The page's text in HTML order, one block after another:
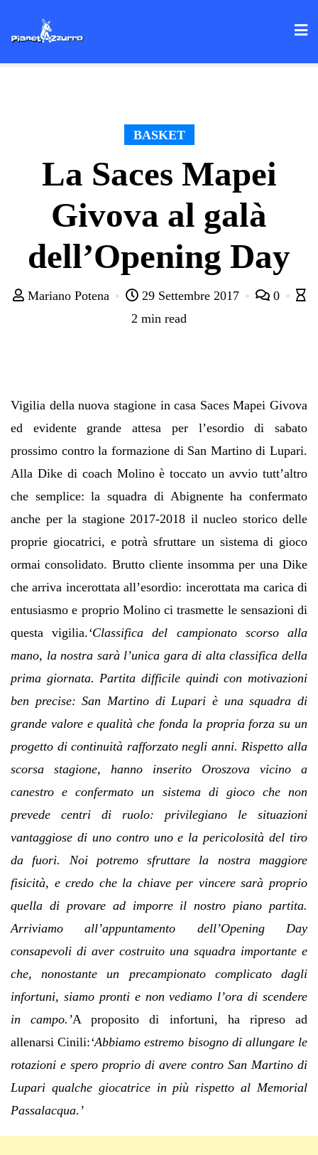
BASKET
La Saces Mapei
Givova al galà
dell’Opening Day
Mariano Potena 29 Settembre 2017
0
2 min read
Vigilia della nuova stagione in casa Saces Mapei Givova
ed evidente grande attesa per l’esordio di sabato
prossimo contro la formazione di San Martino di Lupari.
Alla Dike di coach Molino è toccato un avvio tutt’altro
che semplice: la squadra di Abignente ha confermato
anche per la stagione 2017-2018 il nucleo storico delle
proprie giocatrici, e potrà sfruttare un sistema di gioco
ormai consolidato. Brutto cliente insomma per una Dike
che arriva incerottata all’esordio: incerottata ma carica di
entusiasmo e proprio Molino ci trasmette le sensazioni di
questa vigilia.‘Classifica del campionato scorso alla
mano, la nostra sarà l’unica gara di alta classifica della
prima giornata. Partita difficile quindi con motivazioni
ben precise: San Martino di Lupari è una squadra di
grande valore e qualità che fonda la propria forza su un
progetto di continuità rafforzato negli anni. Rispetto alla
scorsa stagione, hanno inserito Oroszova vicino a
canestro e confermato un sistema di gioco che non
prevede centri di ruolo: privilegiano le situazioni
vantaggiose di uno contro uno e la pericolosità del tiro
da fuori. Noi potremo sfruttare la nostra maggiore
fisicità, e credo che la chiave per vincere sarà proprio
quella di provare ad imporre il nostro piano partita.
Arriviamo all’appuntamento dell’Opening Day
consapevoli di aver costruito una squadra importante e
che, nonostante un precampionato complicato dagli
infortuni, siamo pronti e non vediamo l’ora di scendere
in campo.’A proposito di infortuni, ha ripreso ad
allenarsi Cinili:‘Abbiamo estremo bisogno di allungare le
rotazioni e spero proprio di avere contro San Martino di
Lupari qualche giocatrice in più rispetto al Memorial
Passalacqua.’